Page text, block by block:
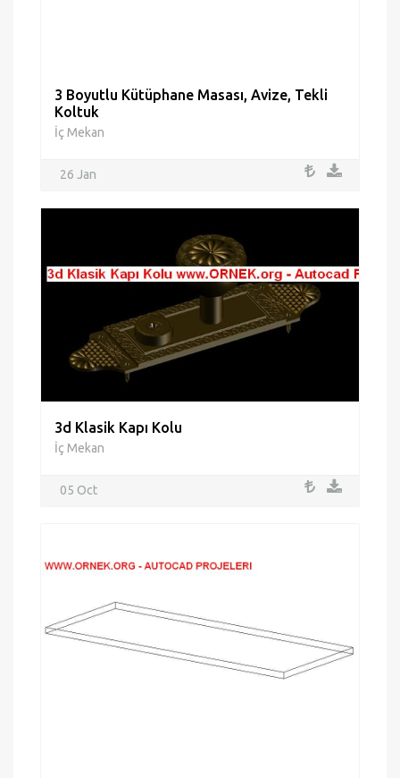
3 Boyutlu Kütüphane Masası, Avize, Tekli
Koltuk
İç Mekan
26 Jan
3d Klasik Kapı Kolu
İç Mekan
05 Oct